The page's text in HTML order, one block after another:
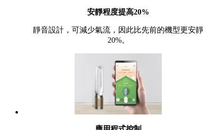
安靜程度提高20%
靜音設計，可減少氣流，因此比先前的機型更安靜
20%。